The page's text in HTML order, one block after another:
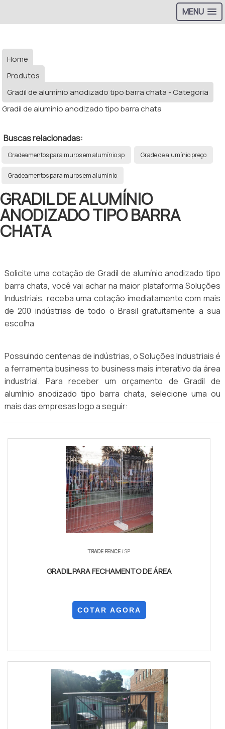
MENU
Home
Produtos
Gradil de alumínio anodizado tipo barra chata - Categoria
Gradil de alumínio anodizado tipo barra chata
Buscas relacionadas:
Gradeamentos para muros em alumínio sp Grade de alumínio preço
Gradeamentos para muros em alumínio
GRADIL DE ALUMÍNIO
ANODIZADO TIPO BARRA
CHATA
Solicite uma cotação de Gradil de alumínio anodizado tipo
barra chata, você vai achar na maior plataforma Soluções
Industriais, receba uma cotação imediatamente com mais
de 200 indústrias de todo o Brasil gratuitamente a sua
escolha
Possuindo centenas de indústrias, o Soluções Industriais é
a ferramenta business to business mais interativo da área
industrial. Para receber um orçamento de Gradil de
alumínio anodizado tipo barra chata, selecione uma ou
mais das empresas logo a seguir:
TRADE FENCE/ SP
GRADIL PARA FECHAMENTO DE ÁREA
COTAR AGORA